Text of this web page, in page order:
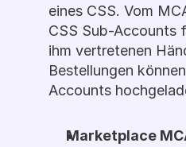
eines CSS. Vom
CSS Sub-Accounts
ihm vertretenen
Bestellungen
Accounts
Marketplace